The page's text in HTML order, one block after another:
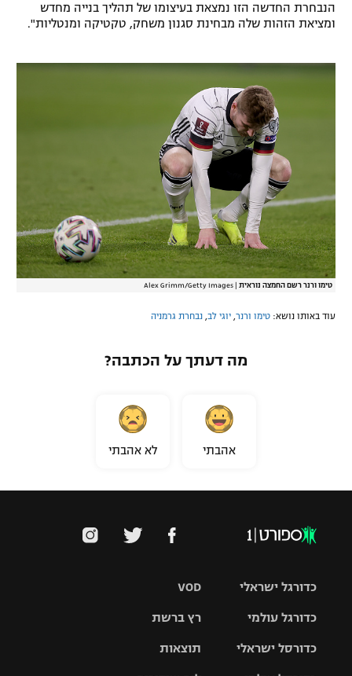
הנבחרת החדשה הזו נמצאת בעיצומו של תהליך בנייה מחדש
ומציאת הזהות שלה מבחינת סגנון משחק, טקטיקה ומנטליות".
טימו ורנר רשם החמצה נוראית Alex Grimm/Getty Images
עוד באותו נושא: טימו ורנר יוגי לב נבחרת גרמניה
מה דעתך על הכתבה?
אהבתי לא אהבתי
VOD
רץ ברשת
תוצאות
כדורגל ישראלי
כדורגל עולמי
כדורסל ישראלי